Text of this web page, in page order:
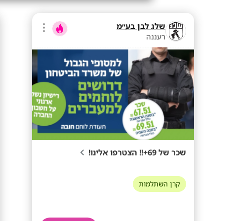
שלג לבן בע״מ
רעננה
שכר של 69+!! הצטרפו אלינו!
קרן השתלמות